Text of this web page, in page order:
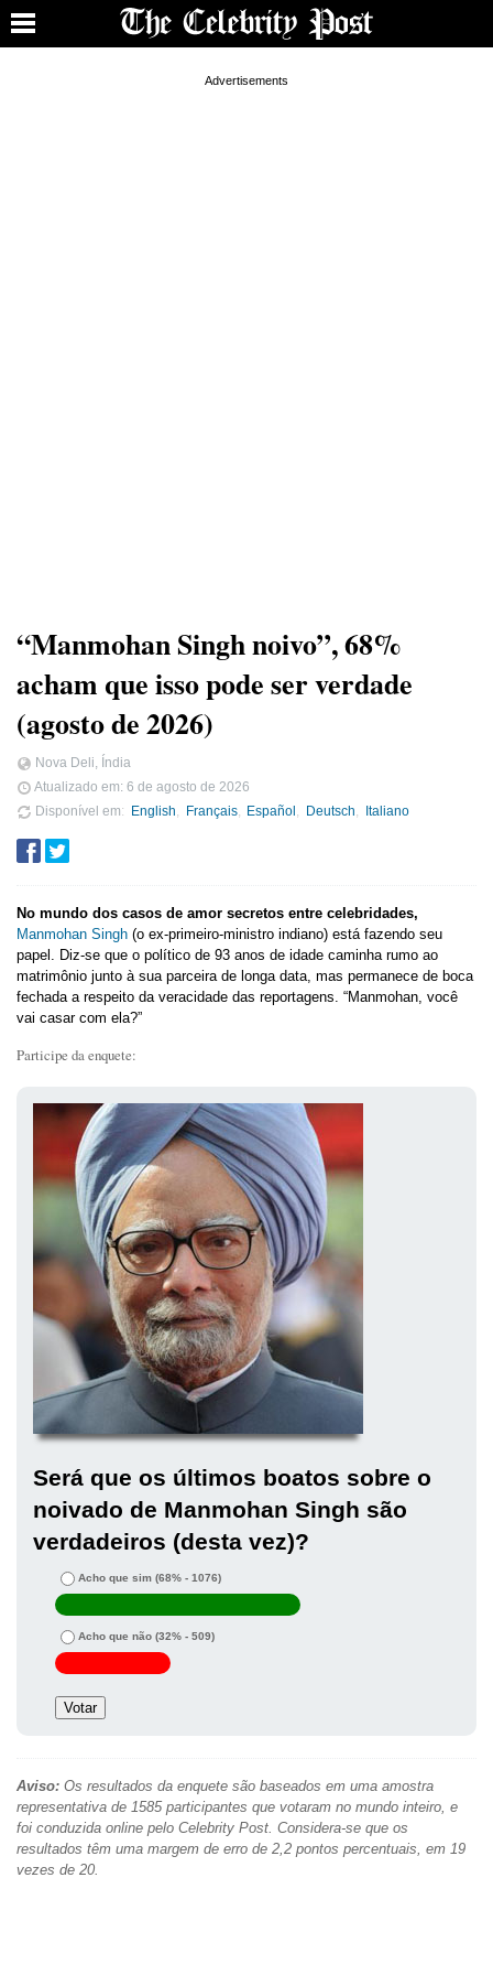
“Manmohan Singh noivo”, 68%
acham que isso pode ser verdade
(agosto de 2026)
Nova Deli, Índia
Atualizado em: 6 de agosto de 2026
Disponível em
English Français Español Deutsch Italiano
No mundo dos casos de amor secretos entre celebridades,
Manmohan Singh (o ex-primeiro-ministro indiano) está fazendo seu
papel. Diz-se que o político de 93 anos de idade caminha rumo ao
matrimônio junto à sua parceira de longa data, mas permanece de boca
fechada a respeito da veracidade das reportagens. “Manmohan, você
vai casar com ela?”
Participe da enquete:
Será que os últimos boatos sobre o
noivado de Manmohan Singh são
verdadeiros (desta vez)?
Acho que sim (68% - 1076)
Acho que não (32% - 509)
Aviso: Os resultados da enquete são baseados em uma amostra
representativa de 1585 participantes que votaram no mundo inteiro, e
foi conduzida online pelo Celebrity Post. Considera-se que os
resultados têm uma margem de erro de 2,2 pontos percentuais, em 19
vezes de 20.